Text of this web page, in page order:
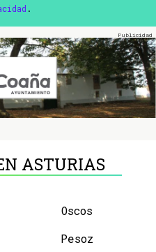
.
ASTURIAS
Oscos
Pesoz